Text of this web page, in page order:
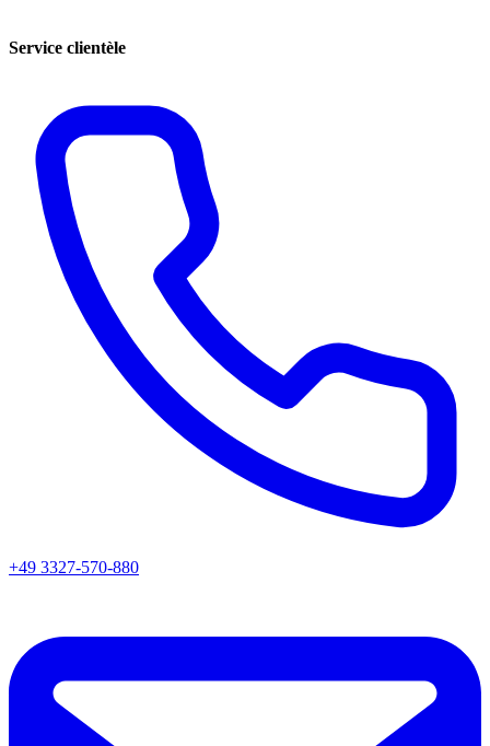
Service clientèle
+49 3327-570-880